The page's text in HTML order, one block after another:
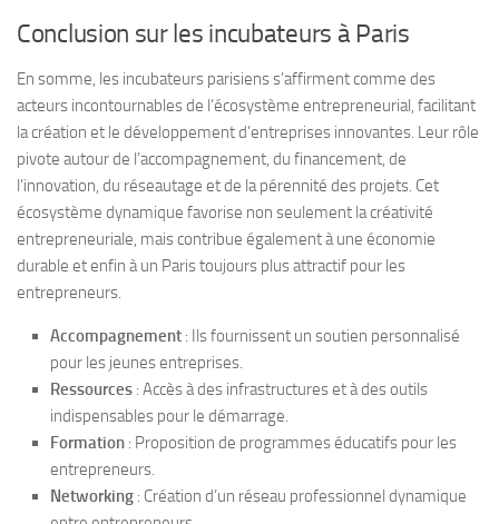
Conclusion sur les incubateurs à Paris
En somme, les incubateurs parisiens s’affirment comme des
acteurs incontournables de l’écosystème entrepreneurial, facilitant
la création et le développement d’entreprises innovantes. Leur rôle
pivote autour de l’accompagnement, du financement, de
l’innovation, du réseautage et de la pérennité des projets. Cet
écosystème dynamique favorise non seulement la créativité
entrepreneuriale, mais contribue également à une économie
durable et enfin à un Paris toujours plus attractif pour les
entrepreneurs.
Accompagnement : Ils fournissent un soutien personnalisé
pour les jeunes entreprises.
Ressources : Accès à des infrastructures et à des outils
indispensables pour le démarrage.
Formation : Proposition de programmes éducatifs pour les
entrepreneurs.
Networking : Création d’un réseau professionnel dynamique